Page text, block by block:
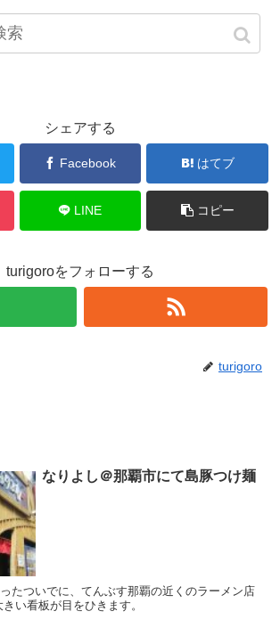
シェアする
Facebook はてブ
LINE コピー
turigoroをフォローする
turigoro
なりよし＠那覇市にて島豚つけ麺
たついでに、てんぶす那覇の近くのラーメン店
い看板が目をひきます。